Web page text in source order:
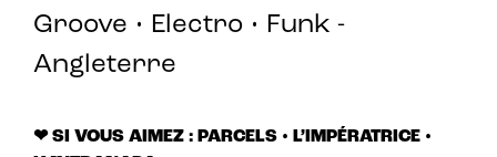
Groove • Electro • Funk -
Angleterre
❤ SI VOUS AIMEZ : PARCELS • L’IMPÉRATRICE •